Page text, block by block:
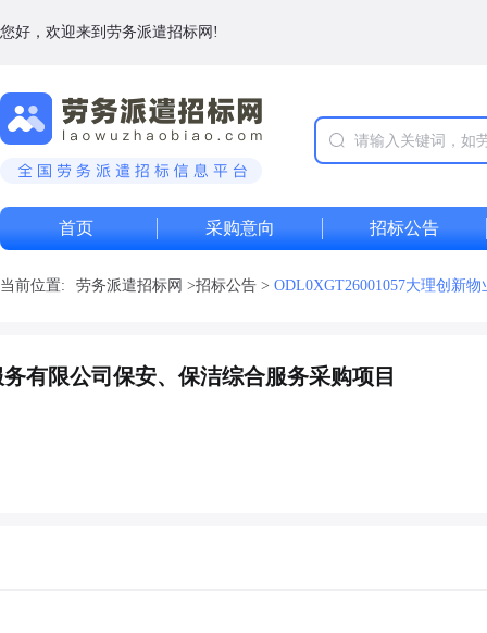
您好，欢迎来到劳务派遣招标网!
首页 采购意向 招标公告
当前位置: 劳务派遣招标网 >招标公告 > ODL0XGT26001057大理创新
有限公司保安、保洁综合服务采购项目